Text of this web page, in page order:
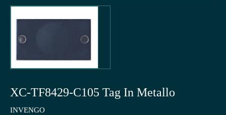
XC-TF8429-C105 Tag In Metallo
INVENGO